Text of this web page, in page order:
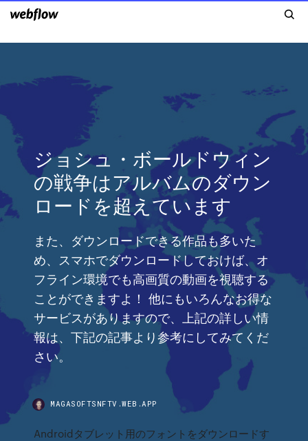
ジョシュ・ボールドウィン
の戦争はアルバムのダウン
ロードを超えています
また、ダウンロードできる作品も多いた
め、スマホでダウンロードしておけば、オ
フライン環境でも高画質の動画を視聴する
ことができますよ！ 他にもいろんなお得な
サービスがありますので、上記の詳しい情
報は、下記の記事より参考にしてみてくだ
さい。
MAGASOFTSNFTV.WEB.APP
Androidタブレット用のフォントをダウンロードす